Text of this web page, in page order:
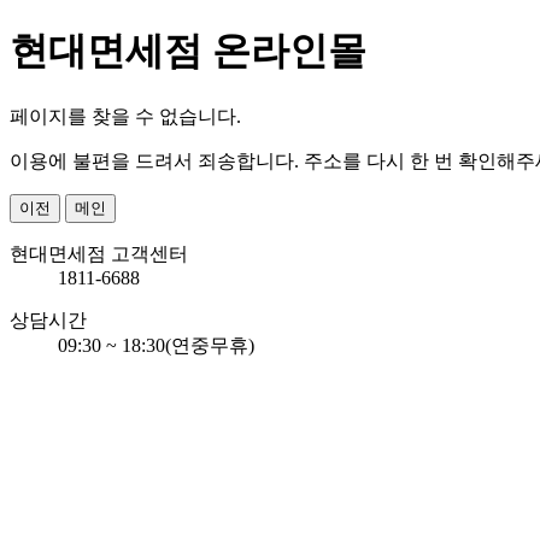
현대면세점 온라인몰
페이지를 찾을 수 없습니다.
이용에 불편을 드려서 죄송합니다. 주소를 다시 한 번 확인해주
이전 메인
현대면세점 고객센터
1811-6688
상담시간
09:30 ~ 18:30(연중무휴)